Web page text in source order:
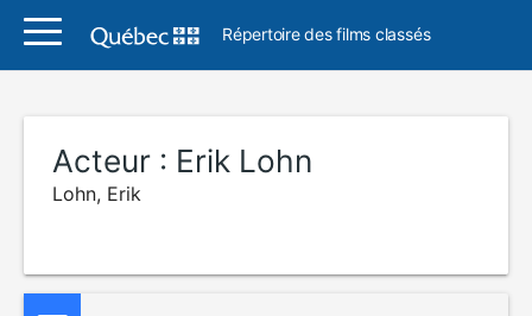
Répertoire des films classés
Acteur : Erik Lohn
Lohn, Erik